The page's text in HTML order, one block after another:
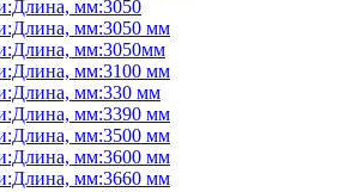
мм:3050
мм:3050 мм
мм:3050мм
мм:3100 мм
мм:330 мм
мм:3390 мм
мм:3500 мм
мм:3600 мм
мм:3660 мм